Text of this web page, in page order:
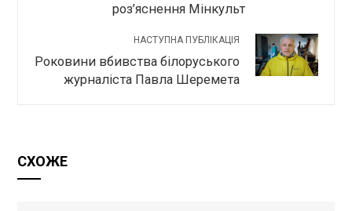
роз’яснення Мінкульт
НАСТУПНА ПУБЛІКАЦІЯ
Роковини вбивства білоруського
журналіста Павла Шеремета
СХОЖЕ